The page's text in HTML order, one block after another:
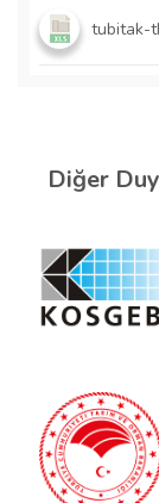
tubitak-
Diğer